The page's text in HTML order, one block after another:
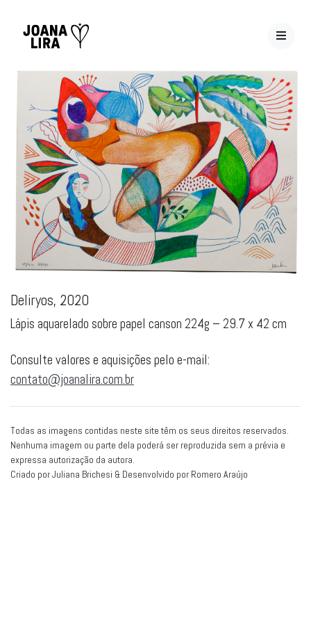
Deliryos, 2020
Lápis aquarelado sobre papel canson 224g – 29.7 x 42 cm
Consulte valores e aquisições pelo e-mail:
contato@joanalira.com.br
Todas as imagens contidas neste site têm os seus direitos reservados.
Nenhuma imagem ou parte dela poderá ser reproduzida sem a prévia e
expressa autorização da autora.
Criado por Juliana Brichesi & Desenvolvido por Romero Araújo